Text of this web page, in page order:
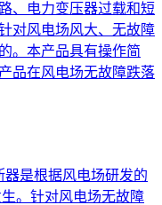
、电力变压器过载和短
对风电场风大、无故障
。本产品具有操作简
品在风电场无故障跌落
器是根据风电场研发的
。针对风电场无故障